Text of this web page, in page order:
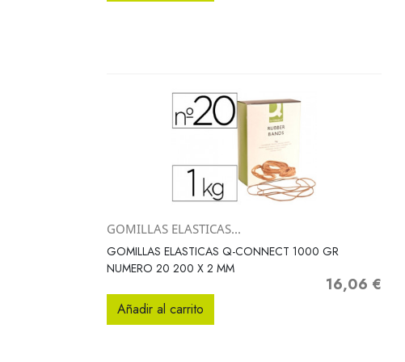
 Vista rápida
GOMILLAS ELASTICAS...
GOMILLAS ELASTICAS Q-CONNECT 1000 GR
NUMERO 20 200 X 2 MM
Precio
16,06 €
Añadir al carrito